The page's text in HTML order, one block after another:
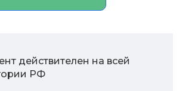
действителен на всей
РФ